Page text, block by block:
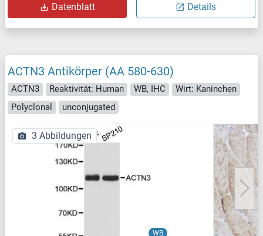
Datenblatt Details
ACTN3 Antikörper (AA 580-630)
ACTN3 Reaktivität: Human WB, IHC
Wirt: Kaninchen
Polyclonal
unconjugated
WB
3 Abbildungen